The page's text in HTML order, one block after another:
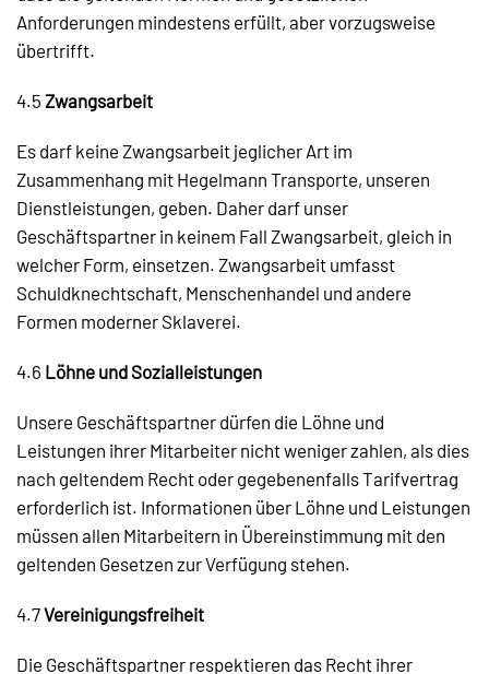
Anforderungen mindestens erfüllt, aber vorzugsweise
übertrifft.
4.5 Zwangsarbeit
Es darf keine Zwangsarbeit jeglicher Art im
Zusammenhang mit Hegelmann Transporte, unseren
Dienstleistungen, geben. Daher darf unser
Geschäftspartner in keinem Fall Zwangsarbeit, gleich in
welcher Form, einsetzen. Zwangsarbeit umfasst
Schuldknechtschaft, Menschenhandel und andere
Formen moderner Sklaverei.
4.6 Löhne und Sozialleistungen
Unsere Geschäftspartner dürfen die Löhne und
Leistungen ihrer Mitarbeiter nicht weniger zahlen, als dies
nach geltendem Recht oder gegebenenfalls Tarifvertrag
erforderlich ist. Informationen über Löhne und Leistungen
müssen allen Mitarbeitern in Übereinstimmung mit den
geltenden Gesetzen zur Verfügung stehen.
4.7Vereinigungsfreiheit
Die Geschäftspartner respektieren das Recht ihrer